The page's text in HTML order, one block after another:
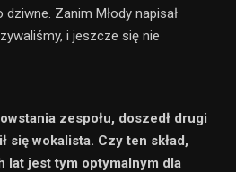
Zanim Młody napisał
i jeszcze się nie
zespołu, doszedł drugi
się wokalista. Czy ten skład,
lat jest tym optymalnym dla